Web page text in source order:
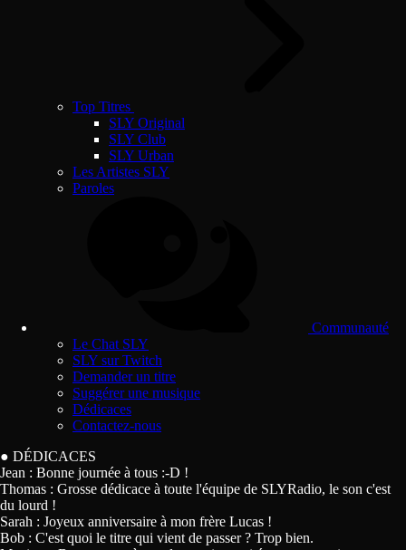
Top Titres
SLY Original
SLY Club
SLY Urban
Les Artistes SLY
Paroles
Communauté
Le Chat SLY
SLY sur Twitch
Demander un titre
Suggérer une musique
Dédicaces
Contactez-nous
● DÉDICACES
Jean : Bonne journée à tous :-D !
Thomas : Grosse dédicace à toute l'équipe de SLYRadio, le son c'est
du lourd !
Sarah : Joyeux anniversaire à mon frère Lucas !
Bob : C'est quoi le titre qui vient de passer ? Trop bien.